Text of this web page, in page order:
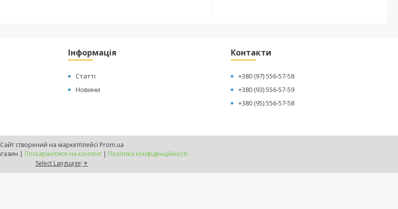
Інформація
Статті
Новини
Контакти
+380 (97) 556-57-58
+380 (93) 556-57-59
+380 (95) 556-57-58
Сайт створений на маркетплейсі Prom.ua
"ТехБаза" Інтернет магазин | Поскаржитися на контент | Політика конфіденційності
Select Language ▼